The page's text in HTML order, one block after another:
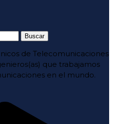
de Telecomunicaciones
que trabajamos
en el mundo.